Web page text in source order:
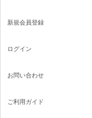
新規会員登録
ログイン
お問い合わせ
ご利用ガイド